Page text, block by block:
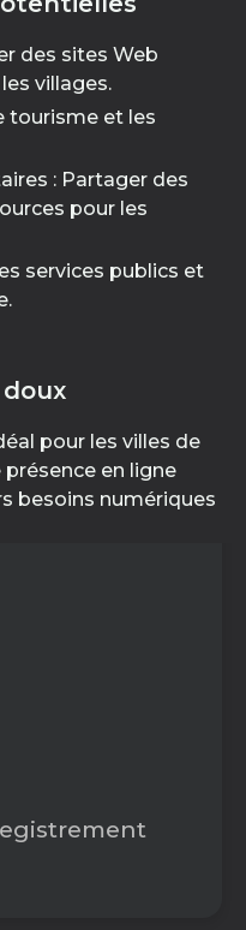
des sites Web
villages.
tourisme et les
: Partager des
pour les
services publics et
pour les villes de
présence en ligne
besoins numériques